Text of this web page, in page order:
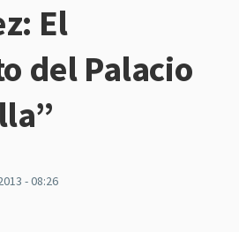
El
del Palacio
- 08:26